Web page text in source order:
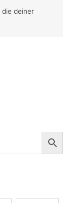
die deiner